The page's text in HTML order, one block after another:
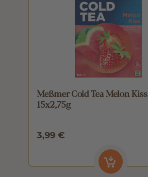
Meßmer Cold Tea Melon Kiss
15x2,75g
3,99 €